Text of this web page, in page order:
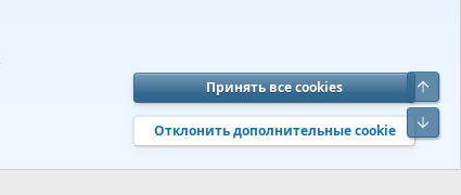
Политика конфиденциальности Помощь
R
S
Принять все cookies
Отклонить дополнительные cookie